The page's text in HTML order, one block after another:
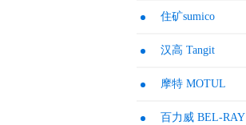
住矿sumico
汉高 Tangit
摩特 MOTUL
百力威 BEL-RAY